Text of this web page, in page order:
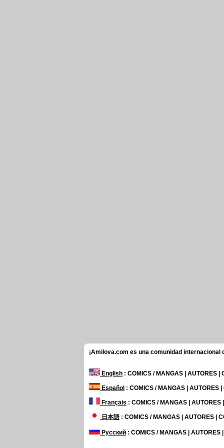
¡Amilova.com es una comunidad
English : COMICS / MANGAS | AUTORES |
Español : COMICS / MANGAS | AUTORES |
Français : COMICS / MANGAS | AUTORES
日本語: COMICS / MANGAS | AUTORES |
Русский : COMICS / MANGAS | AUTORES